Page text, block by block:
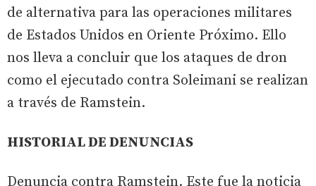
de alternativa para las operaciones militares
de Estados Unidos en Oriente Próximo. Ello
nos lleva a concluir que los ataques de dron
como el ejecutado contra Soleimani se realizan
a través de Ramstein.
HISTORIAL DE DENUNCIAS
Denuncia contra Ramstein. Este fue la noticia